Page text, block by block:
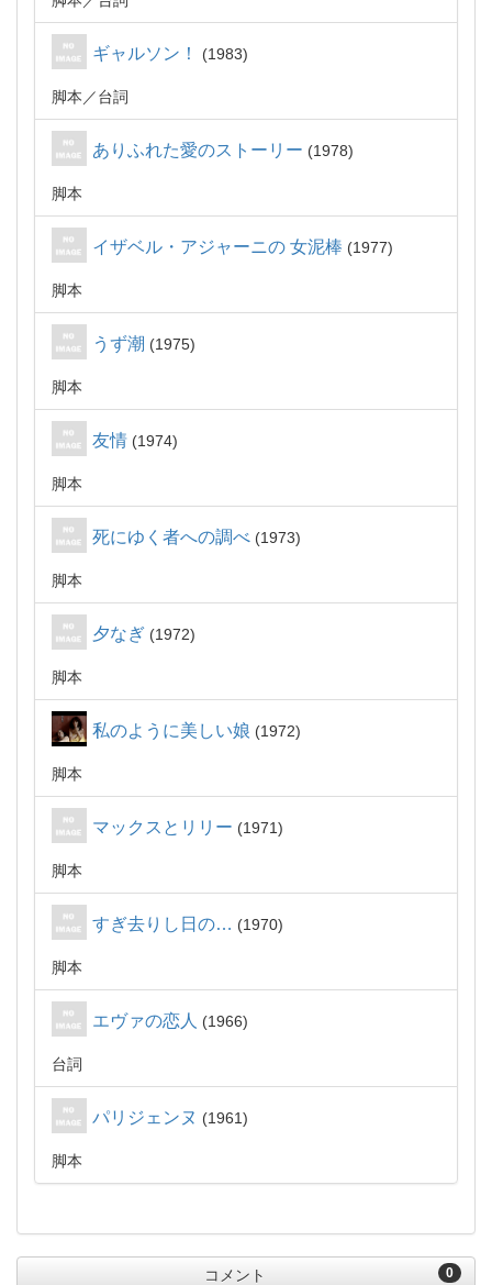
ギャルソン！ 1983
脚本 台詞
ありふれた愛のストーリー 1978
脚本
イザベル・アジャーニの 女泥棒 1977
脚本
うず潮 1975
脚本
友情 1974
脚本
死にゆく者への調べ 1973
脚本
夕なぎ 1972
脚本
私のように美しい娘 1972
脚本
マックスとリリー 1971
脚本
すぎ去りし日の… 1970
脚本
エヴァの恋人 1966
台詞
パリジェンヌ 1961
脚本
0
コメント